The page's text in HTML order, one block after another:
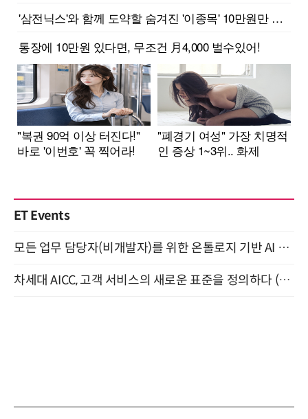
ET Events
모든 업무 담당자(비개발자)를 위한 온톨로지 기반 AI 지식체계 설계 1-day 워크숍 8월 20일 개최
차세대 AICC, 고객 서비스의 새로운 표준을 정의하다 (9/9)